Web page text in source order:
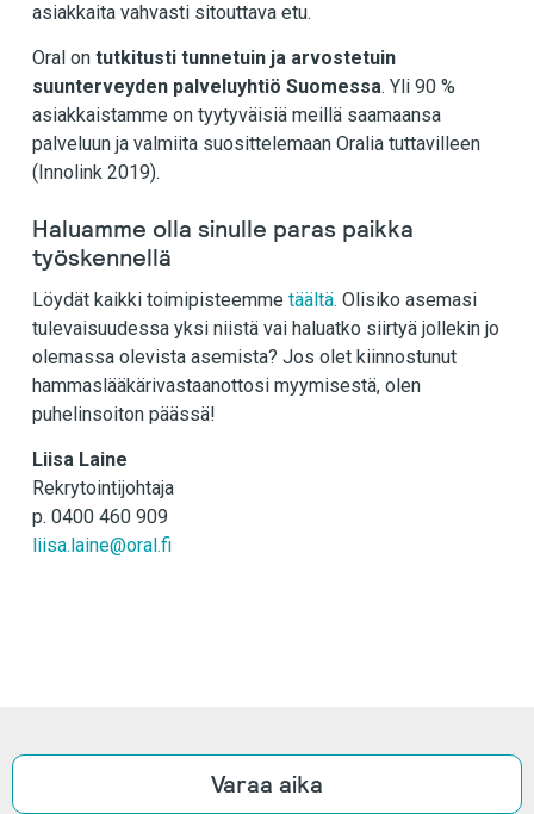
asiakkaita vahvasti sitouttava etu.
Oral on tutkitusti tunnetuin ja arvostetuin
suunterveyden palveluyhtiö Suomessa. Yli 90 %
asiakkaistamme on tyytyväisiä meillä saamaansa
palveluun ja valmiita suosittelemaan Oralia tuttavilleen
(Innolink 2019).
Haluamme olla sinulle paras paikka
työskennellä
Löydät kaikki toimipisteemme täältä. Olisiko asemasi
tulevaisuudessa yksi niistä vai haluatko siirtyä jollekin jo
olemassa olevista asemista? Jos olet kiinnostunut
hammaslääkärivastaanottosi myymisestä, olen
puhelinsoiton päässä!
Liisa Laine
Rekrytointijohtaja
p. 0400 460 909
liisa.laine@oral.fi
Varaa aika